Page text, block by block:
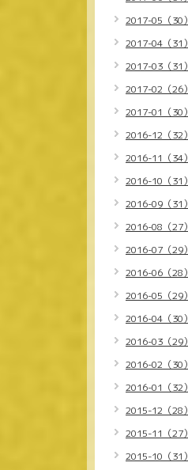
2017-05（30）
2017-04（31）
2017-03（31）
2017-02（26）
2017-01（30）
2016-12（32）
2016-11（34）
2016-10（31）
2016-09（31）
2016-08（27）
2016-07（29）
2016-06（28）
2016-05（29）
2016-04（30）
2016-03（29）
2016-02（30）
2016-01（32）
2015-12（28）
2015-11（27）
2015-10（31）